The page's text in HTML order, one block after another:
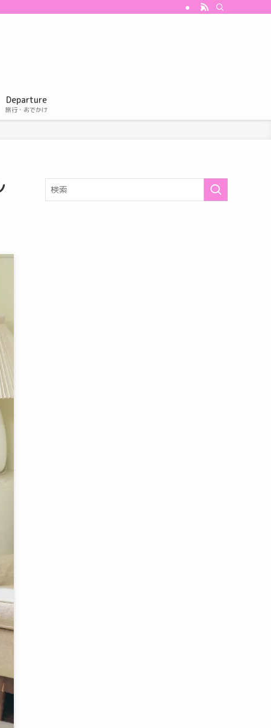
Departure
旅行・おでかけ